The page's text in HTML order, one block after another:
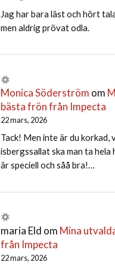
Jag har bara läst och hört
men aldrig prövat odla.
Monica Söderström om
bästa frön från Impecta
22 mars, 2026
Tack! Men inte är du korkad,
isbergssallat ska man ta hela
är speciell och såå bra!…
maria Eld om Mina
från Impecta
22 mars, 2026